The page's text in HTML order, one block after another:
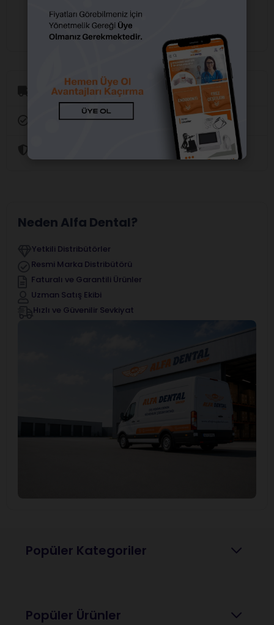
Aynı Gün Kargo
Orijinal Ürün Garantisi
Neden Alfa Dental?
Yetkili Distribütörler
Resmi Marka Distribütörü
Faturalı ve Garantili Ürünler
Uzman Satış Ekibi
Hızlı ve Güvenilir Sevkiyat
Popüler Kategoriler
Popüler Ürünler